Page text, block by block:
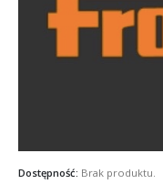
Dostępność: Brak produktu.